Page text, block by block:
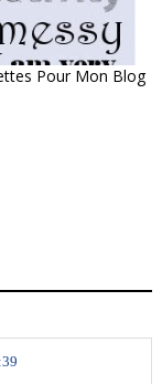
Pour Mon Blog